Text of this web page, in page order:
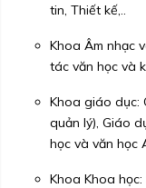
tin, Thiết kế,..
Khoa Âm nhạc
tác văn học và
Khoa giáo dục:
quản lý), Giáo
học và văn học
Khoa Khoa